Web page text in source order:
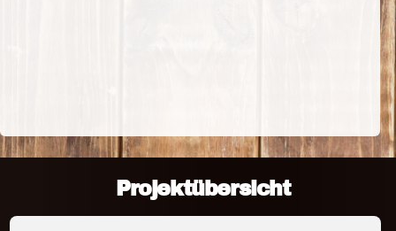
Projektübersicht